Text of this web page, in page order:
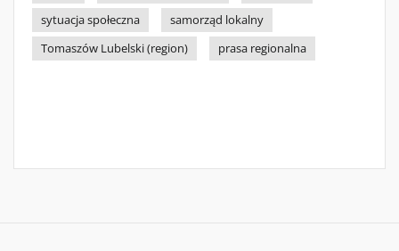
sytuacja społeczna
samorząd lokalny
Tomaszów Lubelski (region)
prasa regionalna